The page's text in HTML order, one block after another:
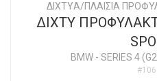
ΔΙΧΤYΑ/ΠΛΑΙΣΙΑ
ΔΙΧΤΥ
BMW - SERIES 4